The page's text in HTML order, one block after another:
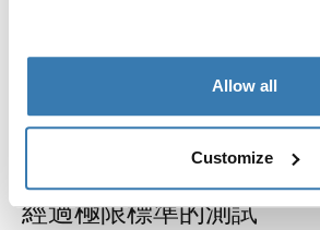
Allow all
Customize
經過極限標準的測試